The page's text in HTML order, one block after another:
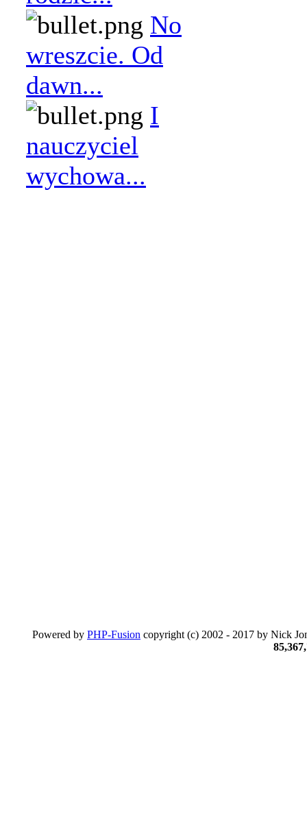
No
wreszcie. Od
dawn...
I
nauczyciel
wychowa...
Powered by PHP-Fusion copyright (c) 2002 - 2017 by Nick